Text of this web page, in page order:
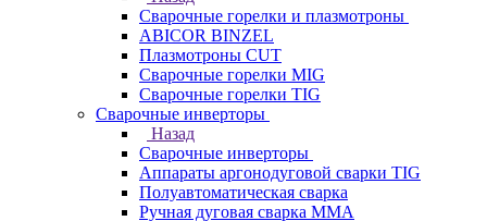
Сварочные горелки и плазмотроны
ABICOR BINZEL
Плазмотроны CUT
Сварочные горелки MIG
Сварочные горелки TIG
Сварочные инверторы
Назад
Сварочные инверторы
Аппараты аргонодуговой сварки TIG
Полуавтоматическая сварка
Ручная дуговая сварка MMA